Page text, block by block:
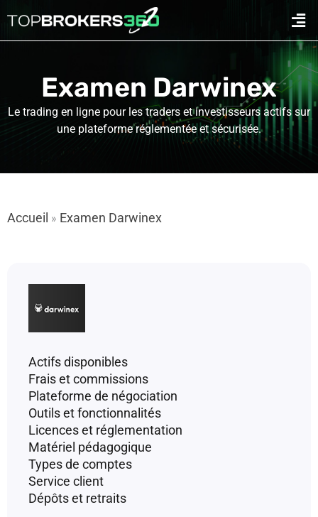
contenu
Examen Darwinex
Le trading en ligne pour les traders et investisseurs actifs sur
une plateforme réglementée et sécurisée.
Accueil » Examen Darwinex
Actifs disponibles
Frais et commissions
Plateforme de négociation
Outils et fonctionnalités
Licences et réglementation
Matériel pédagogique
Types de comptes
Service client
Dépôts et retraits